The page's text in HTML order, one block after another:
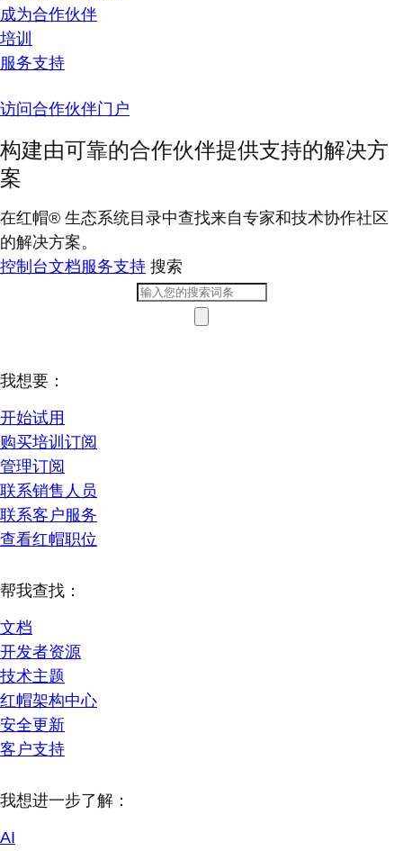
成为合作伙伴
培训
服务支持
访问合作伙伴门户
构建由可靠的合作伙伴提供支持的解决方
案
在红帽® 生态系统目录中查找来自专家和技术协作社区
的解决方案。
控制台文档服务支持 搜索
我想要：
开始试用
购买培训订阅
管理订阅
联系销售人员
联系客户服务
查看红帽职位
帮我查找：
文档
开发者资源
技术主题
红帽架构中心
安全更新
客户支持
我想进一步了解：
AI